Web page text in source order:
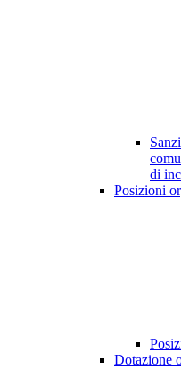
di
Posizioni
Dotazione